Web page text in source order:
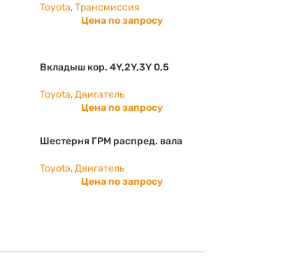
Toyota, Трансмиссия
Цена по запросу
Вкладыш кор. 4Y,2Y,3Y 0,5
Toyota, Двигатель
Цена по запросу
Шестерня ГРМ распред. вала
Toyota, Двигатель
Цена по запросу